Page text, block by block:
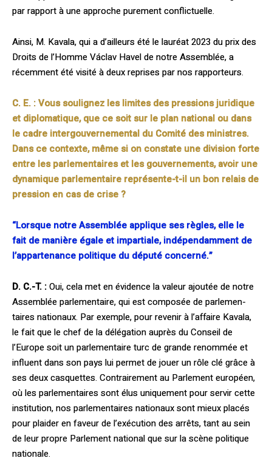
par rapport à une approche purement conflictuelle.
Ainsi, M. Kavala, qui a d’ailleurs été le lauréat 2023 du prix des
Droits de l’Homme Václav Havel de notre Assemblée, a
récem­ment été visité à deux reprises par nos rapporteurs.
C. E. : Vous soulignez les limites des pressions juridique
et diplomatique, que ce soit sur le plan national ou dans
le cadre intergouvernemental du Comité des ministres.
Dans ce contexte, même si on constate une division forte
entre les parlementaires et les gouvernements, avoir une
dynamique parlementaire représente-t-il un bon relais de
pression en cas de crise ?
“Lorsque notre Assemblée applique ses règles, elle le
fait de manière égale et impartiale, indépendamment de
l’appartenance politique du député concerné.”
D. C.-T. :Oui, cela met en évidence la valeur ajoutée de notre
Assemblée parle­mentaire, qui est composée de parlemen­
taires nationaux. Par exemple, pour revenir à l’affaire Kavala,
le fait que le chef de la délégation auprès du Conseil de
l’Europe soit un parlementaire turc de grande renom­mée et
influent dans son pays lui permet de jouer un rôle clé grâce à
ses deux casquettes. Contrairement au Parlement européen,
où les parlementaires sont élus uniquement pour servir cette
institution, nos parlemen­taires nationaux sont mieux placés
pour plaider en faveur de l’exécution des arrêts, tant au sein
de leur propre Parlement natio­nal que sur la scène politique
nationale.